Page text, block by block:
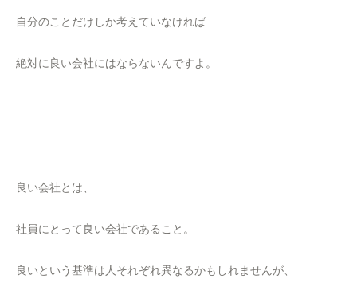
自分のことだけしか考えていなければ
絶対に良い会社にはならないんですよ。
良い会社とは、
社員にとって良い会社であること。
良いという基準は人それぞれ異なるかもしれませんが、